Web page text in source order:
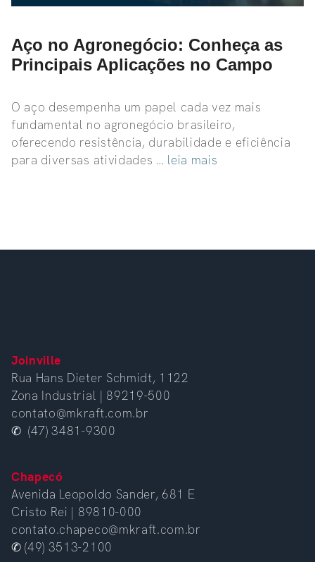
Aço no Agronegócio: Conheça as
Principais Aplicações no Campo
O aço desempenha um papel cada vez mais
fundamental no agronegócio brasileiro,
oferecendo resistência, durabilidade e eficiência
para diversas atividades … leia mais
Joinville
Rua Hans Dieter Schmidt, 1122
Zona Industrial | 89219-500
contato@mkraft.com.br
✆ (47) 3481-9300
Chapecó
Avenida Leopoldo Sander, 681 E
Cristo Rei | 89810-000
contato.chapeco@mkraft.com.br
✆ (49) 3513-2100